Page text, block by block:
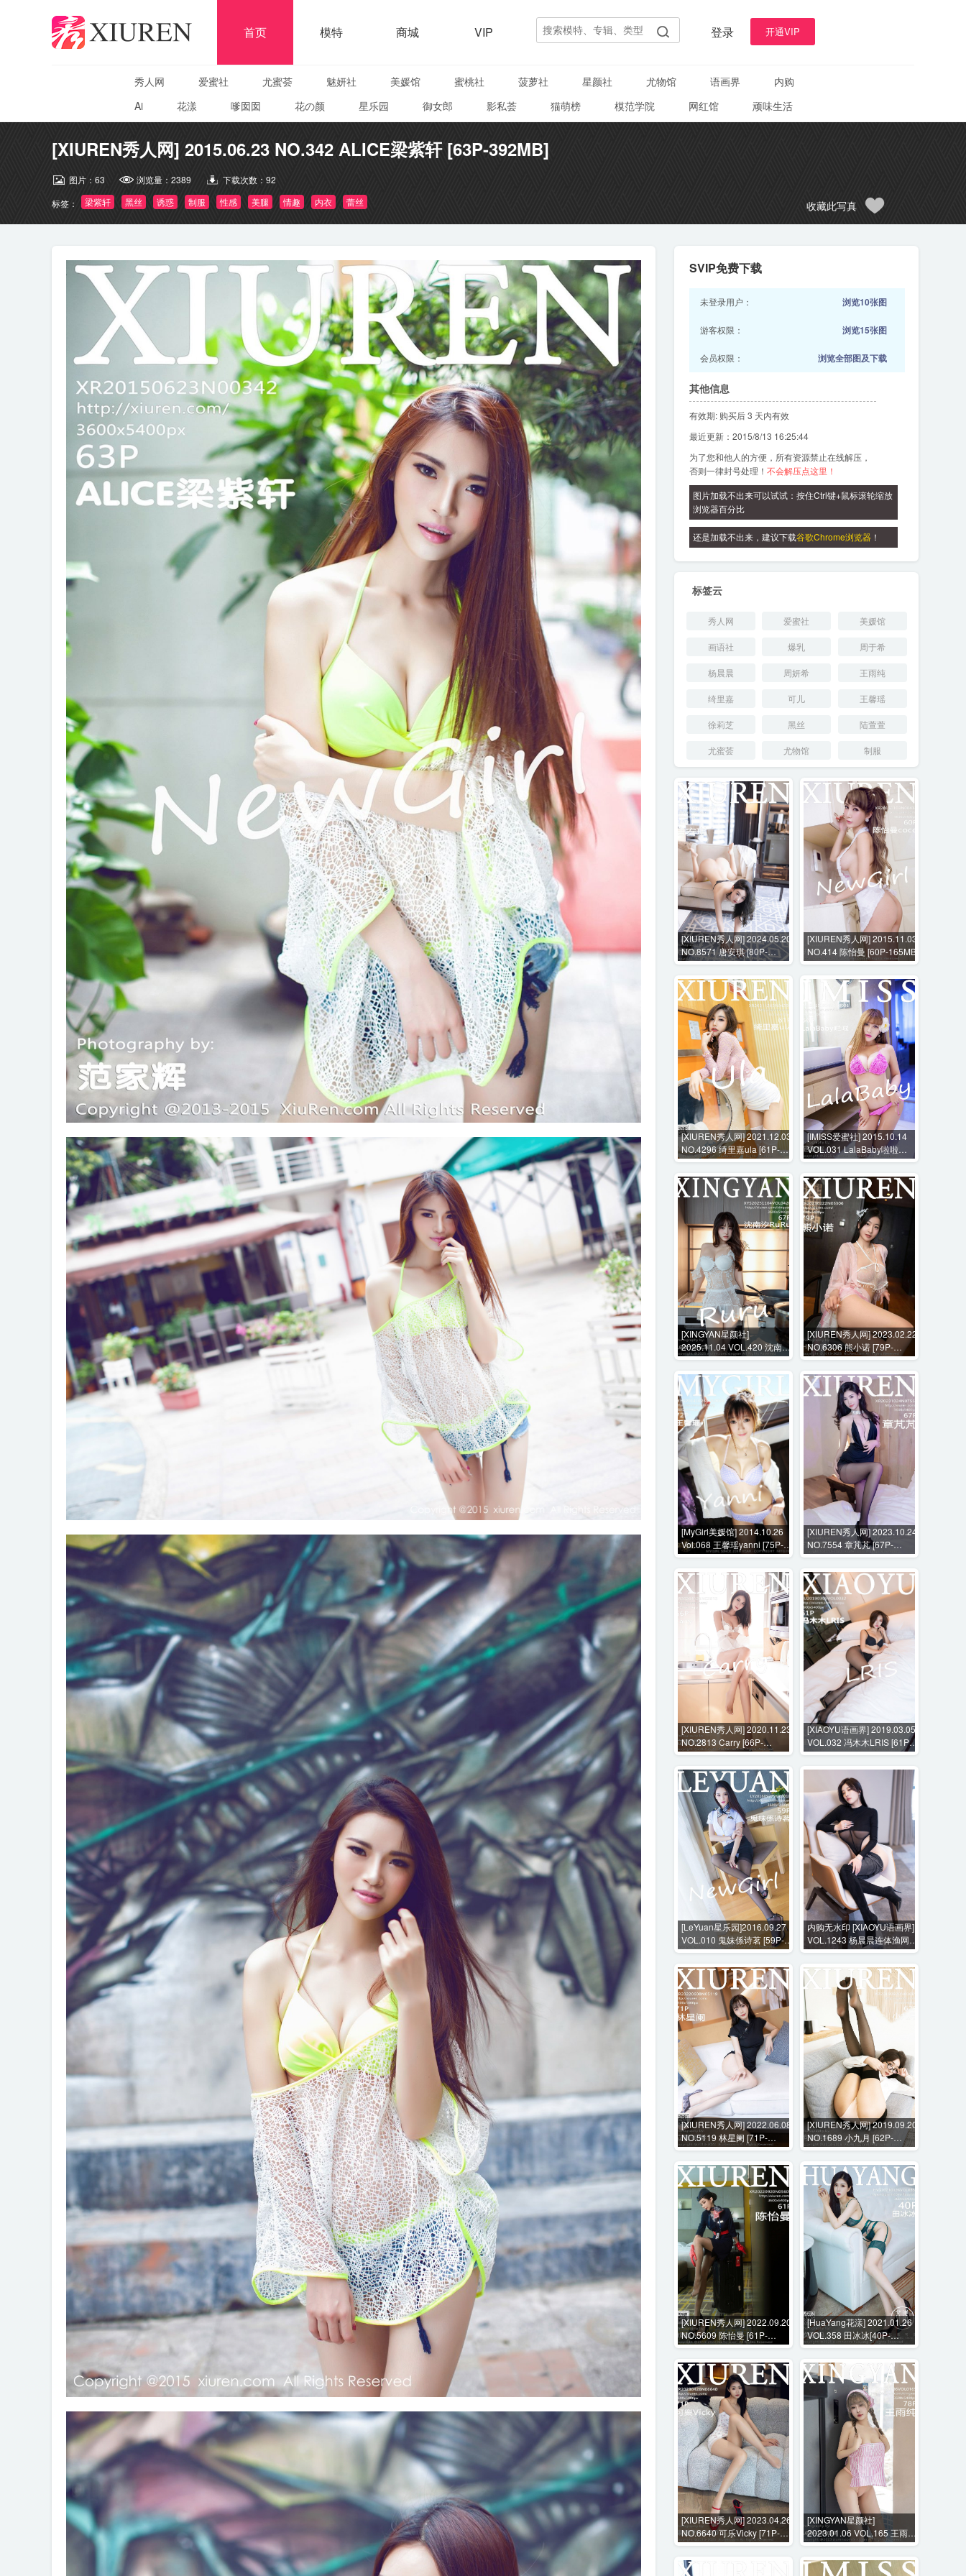
首页 模特 商城 VIP 登录 开通VIP
秀人网 爱蜜社 尤蜜荟 魅妍社 美媛馆 蜜桃社 菠萝社 星颜社 尤物馆 语画界
内购
Ai
花漾 嗲囡囡 花の颜 星乐园 御女郎 影私荟 猫萌榜 模范学院 网红馆 顽味生活
[XIUREN秀人网] 2015.06.23 NO.342 ALICE梁紫轩 [63P-392MB]
图片： 63 浏览量： 2389 下载次数： 92
标签：
梁紫轩 黑丝 诱惑 制服 性感 美腿 情趣 内衣 蕾丝 收藏此写真
SVIP免费下载
未登录用户： 浏览10张图
游客权限： 浏览15张图
会员权限： 浏览全部图及下载
其他信息
有效期: 购买后 3 天内有效
最近更新：2015/8/13 16:25:44
为了您和他人的方便，所有资源禁止在线解压，
否则一律封号处理！ 不会解压点这里！
图片加载不出来可以试试：按住Ctrl键+鼠标滚轮缩放
浏览器百分比
还是加载不出来，建议下载谷歌Chrome浏览器 ！
标签云
秀人网 爱蜜社 美媛馆
画语社 爆乳 周于希
杨晨晨 周妍希 王雨纯
绮里嘉 可儿 王馨瑶
徐莉芝 黑丝 陆萱萱
尤蜜荟 尤物馆 制服
[XIUREN秀人网] 2024.05.20
NO.8571 唐安琪 [80P-
732MB]
[XIUREN秀人网] 2015.11.03
NO.414 陈怡曼 [60P-165MB]
[XIUREN秀人网] 2021.12.03
NO.4296 绮里嘉ula [61P-
586MB]
[IMISS爱蜜社] 2015.10.14
VOL.031 LalaBaby啦啦
[56P-285MB]
[XINGYAN星颜社]
2025.11.04 VOL.420 沈南汐
RuRu [67P-638MB]
[XIUREN秀人网] 2023.02.22
NO.6306 熊小诺 [79P-
650MB]
[MyGirl美媛馆] 2014.10.26
Vol.068 王馨瑶yanni [75P-
327MB]
[XIUREN秀人网] 2023.10.24
NO.7554 章芃芃 [67P-
605MB]
[XIUREN秀人网] 2020.11.23
NO.2813 Carry [66P-
469MB]
[XIAOYU语画界] 2019.03.05
VOL.032 冯木木LRIS [61P-
316MB]
[LeYuan星乐园]2016.09.27
VOL.010 鬼妹係诗茗 [59P-
261MB]
内购无水印 [XIAOYU语画界]
VOL.1243 杨晨晨连体渔网袜
+花絮视频 [107P+1V-
838MB]
[XIUREN秀人网] 2022.06.08
NO.5119 林星阑 [71P-
609MB]
[XIUREN秀人网] 2019.09.20
NO.1689 小九月 [62P-
177MB]
[XIUREN秀人网] 2022.09.20
NO.5609 陈怡曼 [61P-
633MB]
[HuaYang花漾] 2021.01.26
VOL.358 田冰冰[40P-
448MB]
[XIUREN秀人网] 2023.04.26
NO.6640 可乐Vicky [71P-
785MB]
[XINGYAN星颜社]
2023.01.06 VOL.165 王雨纯
[78P-727M]